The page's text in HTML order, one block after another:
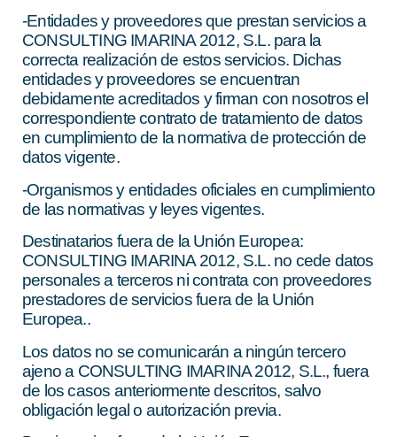
-Entidades y proveedores que prestan servicios a
CONSULTING IMARINA 2012, S.L. para la
correcta realización de estos servicios. Dichas
entidades y proveedores se encuentran
debidamente acreditados y firman con nosotros el
correspondiente contrato de tratamiento de datos
en cumplimiento de la normativa de protección de
datos vigente.
-Organismos y entidades oficiales en cumplimiento
de las normativas y leyes vigentes.
Destinatarios fuera de la Unión Europea:
CONSULTING IMARINA 2012, S.L. no cede datos
personales a terceros ni contrata con proveedores
prestadores de servicios fuera de la Unión
Europea..
Los datos no se comunicarán a ningún tercero
ajeno a CONSULTING IMARINA 2012, S.L., fuera
de los casos anteriormente descritos, salvo
obligación legal o autorización previa.